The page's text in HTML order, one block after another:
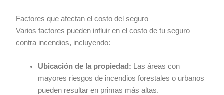
Factores que afectan el costo del seguro
Varios factores pueden influir en el costo de tu seguro
contra incendios, incluyendo:
Ubicación de la propiedad: Las áreas con
mayores riesgos de incendios forestales o urbanos
pueden resultar en primas más altas.